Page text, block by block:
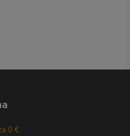
0 €